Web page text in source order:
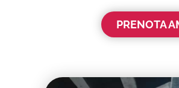
PRENOTA